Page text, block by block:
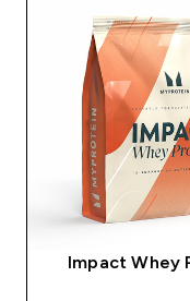
Impact Whey